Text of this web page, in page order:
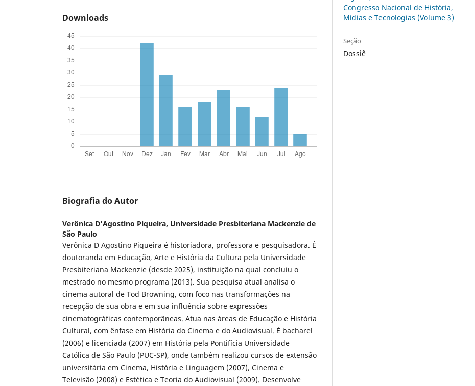
Downloads
Biografia do Autor
Verônica D'Agostino Piqueira, Universidade Presbiteriana Mackenzie de
São Paulo
Verônica D Agostino Piqueira é historiadora, professora e pesquisadora. É
doutoranda em Educação, Arte e História da Cultura pela Universidade
Presbiteriana Mackenzie (desde 2025), instituição na qual concluiu o
mestrado no mesmo programa (2013). Sua pesquisa atual analisa o
cinema autoral de Tod Browning, com foco nas transformações na
recepção de sua obra e em sua influência sobre expressões
cinematográficas contemporâneas. Atua nas áreas de Educação e História
Cultural, com ênfase em História do Cinema e do Audiovisual. É bacharel
(2006) e licenciada (2007) em História pela Pontifícia Universidade
Católica de São Paulo (PUC-SP), onde também realizou cursos de extensão
universitária em Cinema, História e Linguagem (2007), Cinema e
Televisão (2008) e Estética e Teoria do Audiovisual (2009). Desenvolve
Congresso Nacional de História,
Mídias e Tecnologias (Volume 3)
Seção
Dossiê